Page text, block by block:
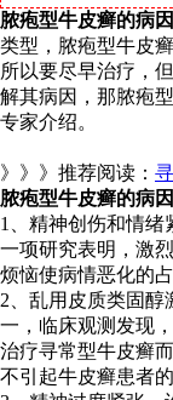
脓疱型牛皮癣的病
类型，脓疱型牛皮
所以要尽早治疗，
解其病因，那脓疱
专家介绍。
》》》推荐阅读：
脓疱型牛皮癣的病
1、精神创伤和情绪
一项研究表明，激
烦恼使病情恶化的
2、乱用皮质类固醇
一，临床观测发现
治疗寻常型牛皮癣
不引起牛皮癣患者的